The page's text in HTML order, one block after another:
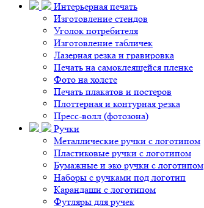
Интерьерная печать
Изготовление стендов
Уголок потребителя
Изготовление табличек
Лазерная резка и гравировка
Печать на самоклеящейся пленке
Фото на холсте
Печать плакатов и постеров
Плоттерная и контурная резка
Пресс-волл (фотозона)
Ручки
Металлические ручки с логотипом
Пластиковые ручки с логотипом
Бумажные и эко ручки с логотипом
Наборы с ручками под логотип
Карандаши с логотипом
Футляры для ручек